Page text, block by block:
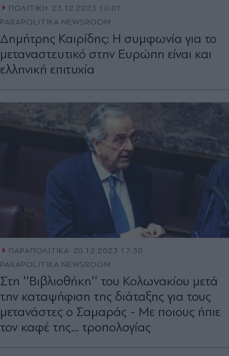
ΠΟΛΙΤΙΚΗ
23.12.2023 10:01
PARAPOLITIKA NEWSROOM
Δημήτρης Καιρίδης: Η συμφωνία για το
μεταναστευτικό στην Ευρώπη είναι και
ελληνική επιτυχία
ΠΑΡΑΠΟΛΙΤΙΚΑ 20.12.2023 17:30
PARAPOLITIKA NEWSROOM
Στη ''Βιβλιοθήκη'' του Κολωνακίου μετά
την καταψήφιση της διάταξης για τους
μετανάστες ο Σαμαράς - Με ποιους ήπιε
τον καφέ της... τροπολογίας